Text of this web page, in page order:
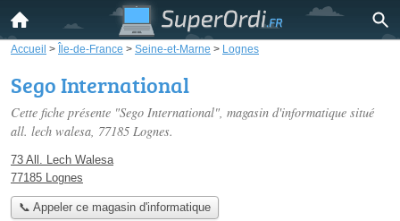
Accueil > Île-de-France > Seine-et-Marne > Lognes
Sego International
Cette fiche présente "Sego International", magasin d'informatique situé
all. lech walesa, 77185 Lognes.
73 All. Lech Walesa
77185 Lognes
📞 Appeler ce magasin d'informatique